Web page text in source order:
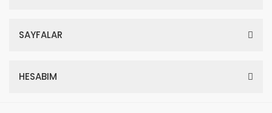
SAYFALAR
HESABIM